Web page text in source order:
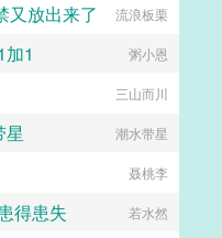
又放出来了 流浪板栗
1 粥小恩
三山而川
星 潮水带星
聂桃李
得患失 若水然